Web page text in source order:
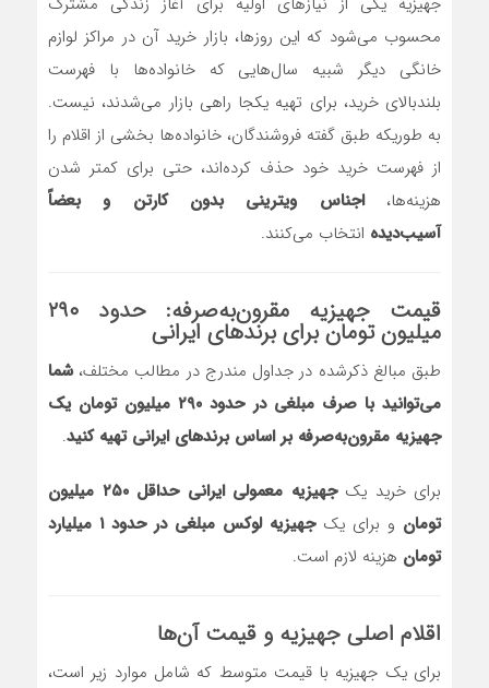
محسوب می‌شود که این روزها، بازار خرید آن در مراکز لوازم
خانگی دیگر شبیه سال‌هایی که خانواده‌ها با فهرست
بلندبالای خرید، برای تهیه یکجا راهی بازار می‌شدند، نیست.
به طوریکه طبق گفته فروشندگان، خانواده‌ها بخشی از اقلام را
از فهرست خرید خود حذف کرده‌اند، حتی برای کمتر شدن
هزینه‌ها،اجناس ویترینی بدون کارتن و بعضاً
آسیب‌دیده انتخاب می‌کنند.
قیمت جهیزیه مقرون‌به‌صرفه: حدود ۲۹۰
میلیون تومان برای برندهای ایرانی
طبق مبالغ ذکرشده در جداول مندرج در مطالب مختلف،شما
می‌توانید با صرف مبلغی در حدود ۲۹۰ میلیون تومان یک
جهیزیه مقرون‌به‌صرفه بر اساس برندهای ایرانی تهیه کنید.
برای خرید یک
جهیزیه معمولی ایرانی حداقل ۲۵۰ میلیون
تومان و برای یک
جهیزیه لوکس مبلغی در حدود ۱ میلیارد
تومان هزینه لازم است.
اقلام اصلی جهیزیه و قیمت آن‌ها
برای یک جهیزیه با قیمت متوسط که شامل موارد زیر است،